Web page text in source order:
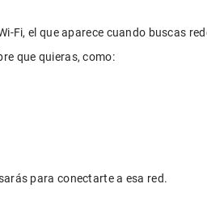
Fi, el que aparece cuando buscas
que quieras, como:
para conectarte a esa red.